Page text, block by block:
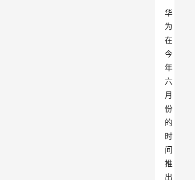
华
为
在
今
年
六
月
份
的
时
间
推
出